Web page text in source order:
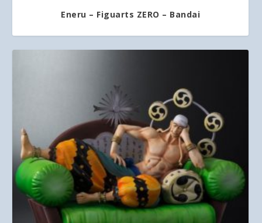
Eneru – Figuarts ZERO – Bandai